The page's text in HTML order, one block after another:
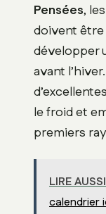
Pensées, les
doivent
développer
avant
le froid et
premiers
LIRE AUSSI
calendrier